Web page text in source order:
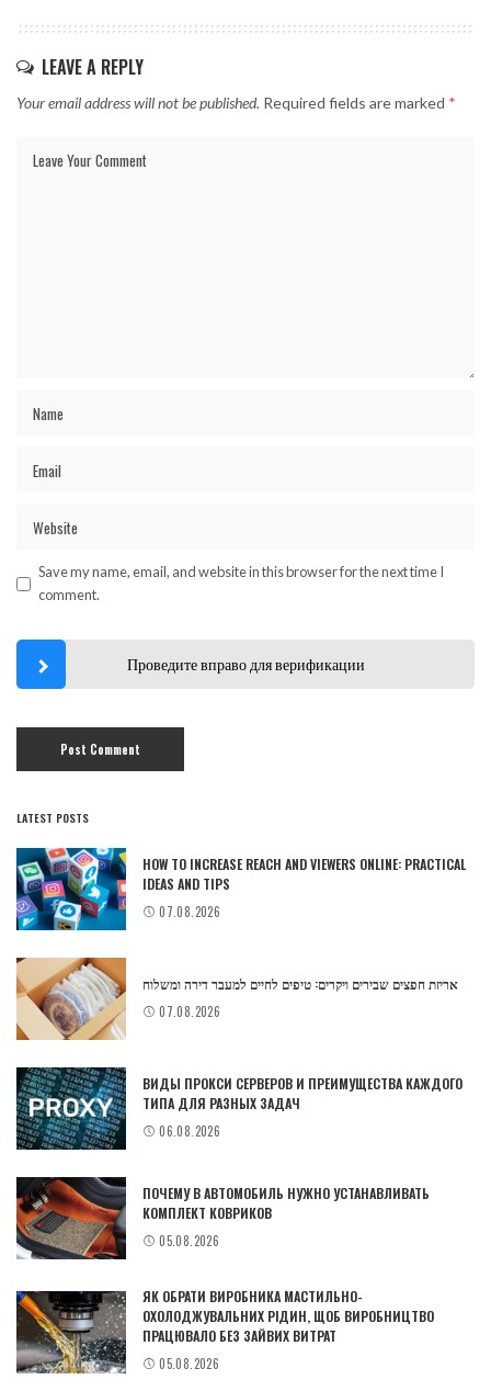
LEAVE A REPLY
Your email address will not be published. Required fields are marked *
Save my name, email, and website in this browser for the next time I
comment.
Проведите вправо для верификации
LATEST POSTS
HOW TO INCREASE REACH AND VIEWERS ONLINE: PRACTICAL
IDEAS AND TIPS
07.08.2026
אריזת חפצים שבירים ויקרים: טיפים לחיים למעבר דירה ומשלוח
07.08.2026
ВИДЫ ПРОКСИ СЕРВЕРОВ И ПРЕИМУЩЕСТВА КАЖДОГО
ТИПА ДЛЯ РАЗНЫХ ЗАДАЧ
06.08.2026
ПОЧЕМУ В АВТОМОБИЛЬ НУЖНО УСТАНАВЛИВАТЬ
КОМПЛЕКТ КОВРИКОВ
05.08.2026
ЯК ОБРАТИ ВИРОБНИКА МАСТИЛЬНО-
ОХОЛОДЖУВАЛЬНИХ РІДИН, ЩОБ ВИРОБНИЦТВО
ПРАЦЮВАЛО БЕЗ ЗАЙВИХ ВИТРАТ
05.08.2026